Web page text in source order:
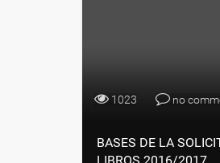
1023 no
BASES DE LA